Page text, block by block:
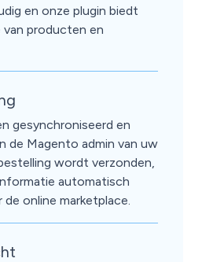
en onze plugin biedt
producten en
gesynchroniseerd en
de Magento admin van uw
wordt verzonden,
automatisch
online marketplace.